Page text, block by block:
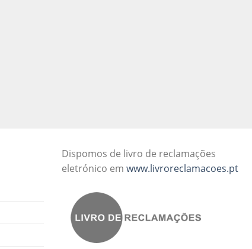
Dispomos de livro de reclamações
eletrónico em www.livroreclamacoes.pt